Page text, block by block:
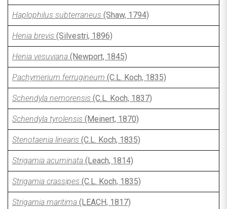
Haplophilus subterraneus (Shaw, 1794)
Henia brevis (Silvestri, 1896)
Henia vesuviana (Newport, 1845)
Pachymerium ferrugineum (C.L. Koch, 1835)
Schendyla nemorensis (C.L. Koch, 1837)
Schendyla tyrolensis (Meinert, 1870)
Stenotaenia linearis (C.L. Koch, 1835)
Strigamia acuminata (Leach, 1814)
Strigamia crassipes (C.L. Koch, 1835)
Strigamia maritima (LEACH, 1817)